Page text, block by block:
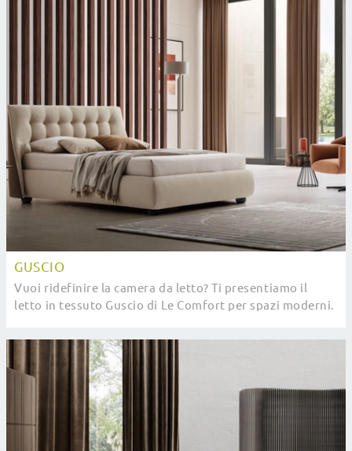
GUSCIO
Vuoi ridefinire la camera da letto? Ti presentiamo il
letto in tessuto Guscio di Le Comfort per spazi moderni.